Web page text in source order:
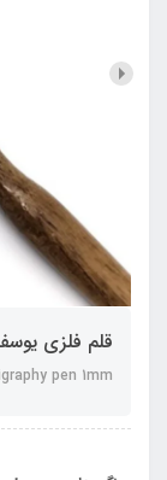
قلم فلزی یوسف - 1
pen 1mm